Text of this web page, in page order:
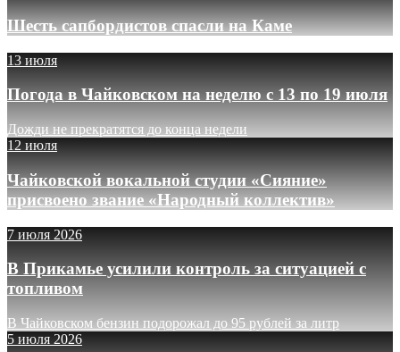
Шесть сапбордистов спасли на Каме
13 июля
Погода в Чайковском на неделю с 13 по 19 июля
Дожди не прекратятся до конца недели
12 июля
Чайковской вокальной студии «Сияние»
присвоено звание «Народный коллектив»
7 июля 2026
В Прикамье усилили контроль за ситуацией с
топливом
В Чайковском бензин подорожал до 95 рублей за литр
5 июля 2026